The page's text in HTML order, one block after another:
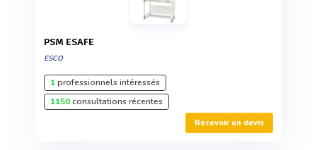
PSM ESAFE
ESCO
1professionnels intéressés
1150consultations récentes
Recevoir un devis